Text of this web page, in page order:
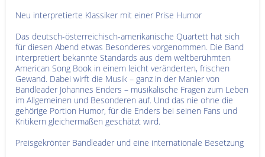
Neu interpretierte Klassiker mit einer Prise Humor
Das deutsch-österreichisch-amerikanische Quartett hat sich
für diesen Abend etwas Besonderes vorgenommen. Die Band
interpretiert bekannte Standards aus dem weltberühmten
American Song Book in einem leicht veränderten, frischen
Gewand. Dabei wirft die Musik – ganz in der Manier von
Bandleader Johannes Enders – musikalische Fragen zum Leben
im Allgemeinen und Besonderen auf. Und das nie ohne die
gehörige Portion Humor, für die Enders bei seinen Fans und
Kritikern gleichermaßen geschätzt wird.
Preisgekrönter Bandleader und eine internationale Besetzung